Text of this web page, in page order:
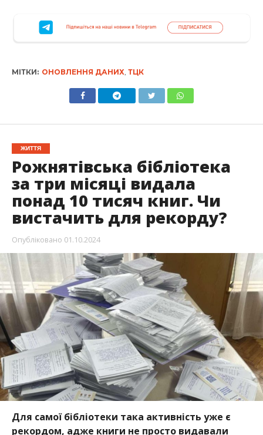
МІТКИ: ОНОВЛЕННЯ ДАНИХ, ТЦК
ЖИТТЯ
Рожнятівська бібліотека
за три місяці видала
понад 10 тисяч книг. Чи
вистачить для рекорду?
Опубліковано 01.10.2024
Для самої бібліотеки така активність уже є
рекордом, адже книги не просто видавали